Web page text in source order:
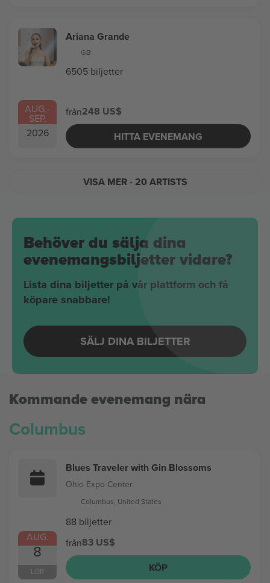
AUG.-
SEP.
2026
Ariana Grande
GB
6505 biljetter
från248 US$
HITTA EVENEMANG
VISA MER- 20 ARTISTS
Behöver du sälja dina
evenemangsbiljetter vidare?
Lista dina biljetter på vår plattform och få
köpare snabbare!
SÄLJ DINA BILJETTER
Kommande evenemang nära
Columbus
AUG.
8
LÖR
Blues Traveler with Gin Blossoms
Ohio Expo Center
Columbus, United States
88 biljetter
från83 US$
KÖP